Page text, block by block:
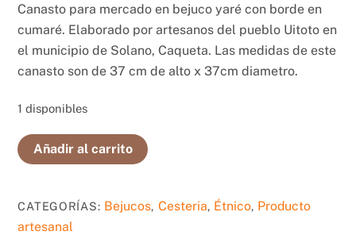
Canasto para mercado en bejuco yaré con borde en
cumaré. Elaborado por artesanos del pueblo Uitoto en
el municipio de Solano, Caqueta. Las medidas de este
canasto son de 37 cm de alto x 37cm diametro.
1 disponibles
Canasto
mercado
-
Color
Añadir al carrito
CATEGORÍAS: Bejucos, Cesteria, Étnico, Producto
artesanal